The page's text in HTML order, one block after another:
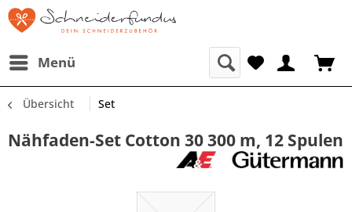
Menü
Übersicht Set
Nähfaden-Set Cotton 30 300 m, 12 Spulen